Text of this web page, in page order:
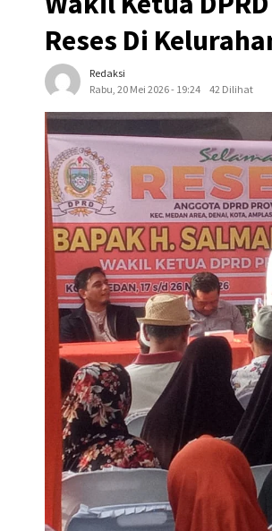
Reses Di
Redaksi
Rabu, 20 Mei 2026 - 19:24
42 Dilihat